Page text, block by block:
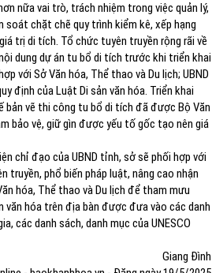
nữa vai trò, trách nhiệm trong việc quản lý,
chặt chẽ quy trình kiểm kê, xếp hạng
trị di tích. Tổ chức tuyên truyền rộng rãi về
dung dự án tu bổ di tích trước khi triển khai
với Sở Văn hóa, Thể thao và Du lịch; UBND
định của Luật Di sản văn hóa. Triển khai
vẽ thi công tu bổ di tích đã được Bộ Văn
bảo vệ, giữ gìn được yếu tố gốc tạo nên giá
chỉ đạo của UBND tỉnh, sở sẽ phối hợp với
phổ biến pháp luật, nâng cao nhận
hóa, Thể thao và Du lịch để tham mưu
văn hóa trên địa bàn được đưa vào các danh
các danh sách, danh mục của UNESCO
Giang Đình